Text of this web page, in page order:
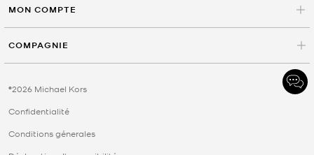
MON COMPTE
COMPAGNIE
©2026 Michael Kors
Confidentialité
Conditions génerales